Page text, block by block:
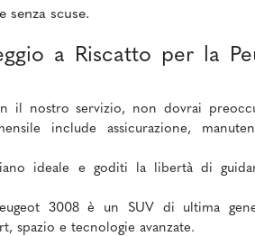
senza scuse.
a Riscatto per la
il nostro servizio, non dovrai
include assicurazione,
ideale e goditi la libertà di
3008 è un SUV di ultima
spazio e tecnologie avanzate.